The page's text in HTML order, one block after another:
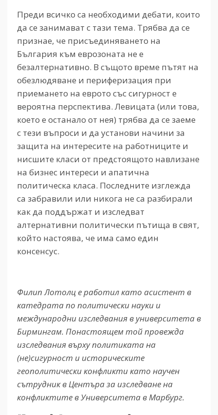
Преди всичко са необходими дебати, които
да се занимават с тази тема. Трябва да се
признае, че присъединяването на
България към еврозоната не е
безалтернативно. В същото време пътят на
обезлюдяване и периферизация при
приемането на еврото със сигурност е
вероятна перспектива. Левицата (или това,
което е останало от нея) трябва да се заеме
с тези въпроси и да установи начини за
защита на интересите на работниците и
нисшите класи от предстоящото навлизане
на бизнес интереси и апатична
политическа класа. Последните изглежда
са забравили или никога не са разбирали
как да поддържат и изследват
алтернативни политически пътища в свят,
който настоява, че има само един
консенсус.
Филип Лотолц е работил като асистент в
катедрата по политически науки и
международни изследвания в университета в
Бирмингам. Понастоящем той провежда
изследвания върху политиката на
(не)сигурност и историческите
геополитически конфликти като научен
сътрудник в Центъра за изследване на
конфликтите в Университета в Марбург.